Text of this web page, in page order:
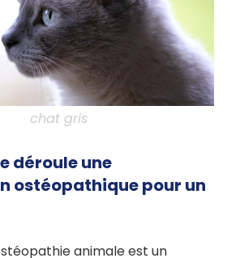
chat gris
déroule une
ostéopathique pour un
animale est un